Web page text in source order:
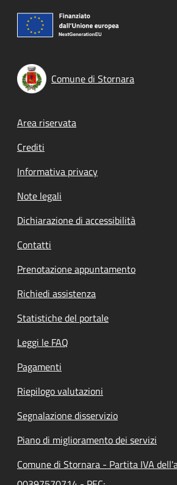
Comune di Stornara
Footer menu
Area riservata
Crediti
Informativa privacy
Note legali
Dichiarazione di accessibilità
Contatti
Prenotazione appuntamento
Richiedi assistenza
Statistiche del portale
Leggi le FAQ
Pagamenti
Riepilogo valutazioni
Segnalazione disservizio
Piano di miglioramento dei servizi
Comune di Stornara - Partita IVA